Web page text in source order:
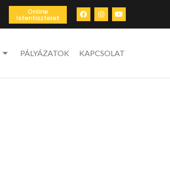
Online
Istentisztelet
PÁLYÁZATOK KAPCSOLAT